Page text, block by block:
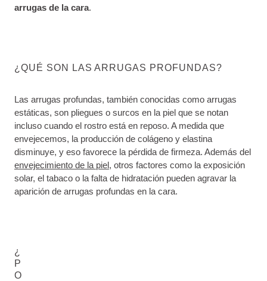
arrugas de la cara.
¿QUÉ SON LAS ARRUGAS PROFUNDAS?
Las arrugas profundas, también conocidas como arrugas
estáticas, son pliegues o surcos en la piel que se notan
incluso cuando el rostro está en reposo. A medida que
envejecemos, la producción de colágeno y elastina
disminuye, y eso favorece la pérdida de firmeza. Además del
envejecimiento de la piel, otros factores como la exposición
solar, el tabaco o la falta de hidratación pueden agravar la
aparición de arrugas profundas en la cara.
¿
P
O